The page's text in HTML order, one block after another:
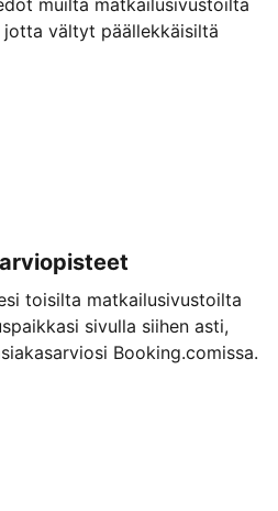
muilta matkailusivustoilta
vältyt päällekkäisiltä
toisilta matkailusivustoilta
sivulla siihen asti,
Booking.comissa.